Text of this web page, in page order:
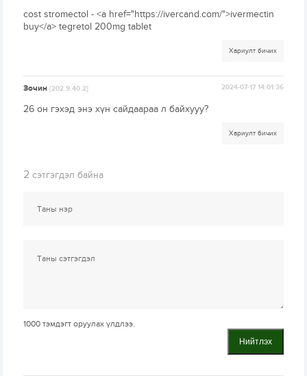
cost stromectol - <a href="https://ivercand.com/">ivermectin
buy</a> tegretol 200mg tablet
Хариулт бичих
Зочин[202.9.40.2] 2024-07-17 14:01:36
26 он гэхэд энэ хүн сайдаараа л байхууу?
Хариулт бичих
2 сэтгэгдэл байна
1000 тэмдэгт оруулах үлдлээ.
Нийтлэх